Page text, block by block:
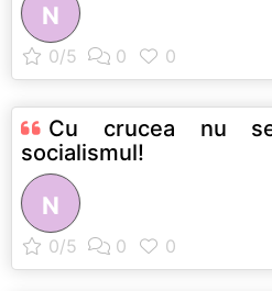
N
Cu crucea nu
socialismul!
N